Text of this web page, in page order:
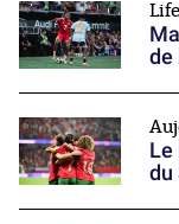
de
Le
du